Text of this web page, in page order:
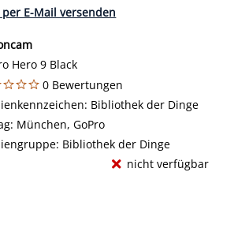
E-Mail versenden
Hero 9 Black
0 Bewertungen
nach diesem VerfasserBibliothek der Dinge
München, GoPro
Bibliothek der Dinge
nicht verfügbar